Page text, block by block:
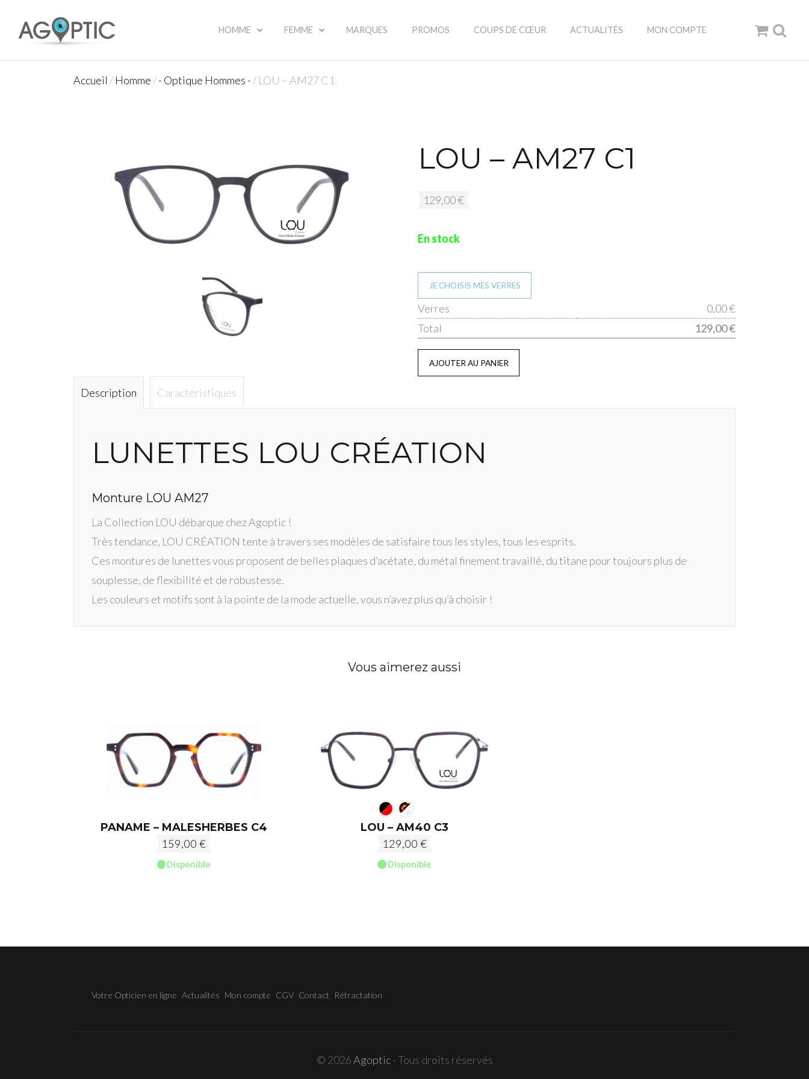
HOMME FEMME MARQUES PROMOS COUPS DE CŒUR ACTUALITÉS MON COMPTE
Accueil / Homme /- Optique Hommes - / LOU – AM27 C1
LOU – AM27 C1
129,00€
En stock
JE CHOISIS MES VERRES
Verres
0,00 €
Total
129,00 €de
Description Caractéristiques
LUNETTES LOU CRÉATION
Monture LOU AM27
La Collection LOU débarque chez Agoptic !
Très tendance, LOU CRÉATION tente à travers ses modèles de satisfaire tous les styles, tous les esprits.
Ces montures de lunettes vous proposent de belles plaques d’acétate, du métal finement travaillé, du titane pour toujours plus de
souplesse, de flexibilité et de robustesse.
Les couleurs et motifs sont à la pointe de la mode actuelle, vous n’avez plus qu’à choisir !
Vous aimerez aussi
PANAME – MALESHERBES C4
159,00€
Disponible
LOU – AM40 C3
129,00 €
Disponible
Votre Opticien en ligne Actualités Mon compte CGV Contact Rétractation
© 2026Agoptic- Tous droits réservés